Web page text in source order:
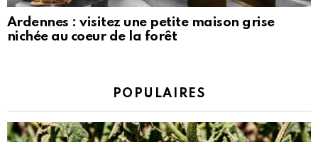
Ardennes : visitez une petite maison grise
nichée au coeur de la forêt
POPULAIRES